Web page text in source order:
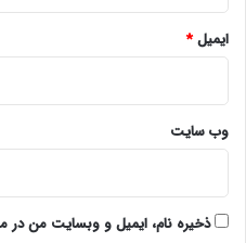
ایمیل*
وب‌ سایت
ذخیره نام، ایمیل و وبسایت من در